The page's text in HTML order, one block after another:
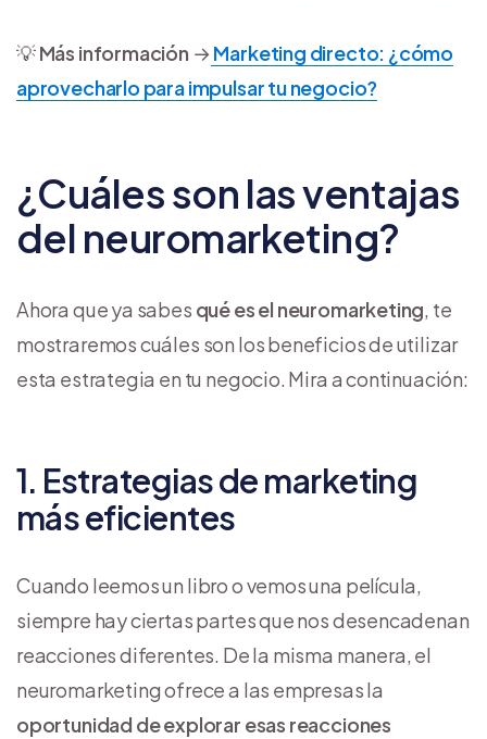
💡Más información →Marketing directo: ¿cómo
aprovecharlo para impulsar tu negocio?
¿Cuáles son las ventajas
del neuromarketing?
Ahora que ya sabes qué es el neuromarketing, te
mostraremos cuáles son los beneficios de utilizar
esta estrategia en tu negocio. Mira a continuación:
1. Estrategias de marketing
más eficientes
Cuando leemos un libro o vemos una película,
siempre hay ciertas partes que nos desencadenan
reacciones diferentes. De la misma manera, el
neuromarketing ofrece a las empresas la
oportunidad de explorar esas reacciones